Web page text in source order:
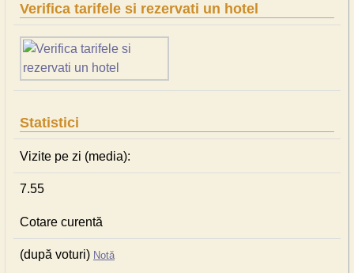
Verifica tarifele si rezervati un hotel
Statistici
Vizite pe zi (media):
7.55
Cotare curentă
(după voturi) Notă